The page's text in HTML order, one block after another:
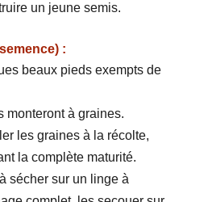
un jeune semis.
:
beaux pieds exempts de
monteront à graines.
les graines à la récolte,
la complète maturité.
sécher sur un linge à